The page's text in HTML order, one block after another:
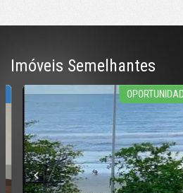
Balneário Camboriú /SC
Imóveis Semelhantes